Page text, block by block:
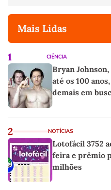
Mais Lidas
1 CIÊNCIA
Bryan
até os 100
demais em
2 NOTÍCIAS
Lotofácil 3752
feira e prêmio
milhões